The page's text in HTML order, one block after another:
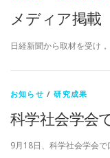
メディア掲載
日経新聞から取材を受け
お知らせ /研究成果
科学社会学会
9月18日、科学社会学会